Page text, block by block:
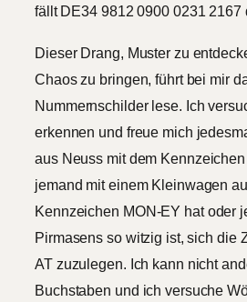
fällt DE34 9812 0900 0231 2167
Dieser Drang, Muster zu
Chaos zu bringen, führt bei mir
Nummernschilder lese. Ich
erkennen und freue mich
aus Neuss mit dem
jemand mit einem Kleinwagen
Kennzeichen MON-EY hat oder
Pirmasens so witzig ist, sich die
AT zuzulegen. Ich kann nicht
Buchstaben und ich versuche